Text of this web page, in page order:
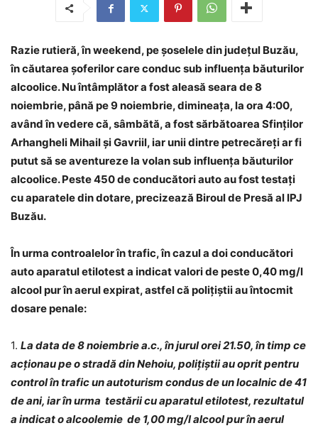
Razie rutieră, în weekend, pe șoselele din județul Buzău,
în căutarea șoferilor care conduc sub influența băuturilor
alcoolice. Nu întâmplător a fost aleasă seara de 8
noiembrie, până pe 9 noiembrie, dimineața, la ora 4:00,
având în vedere că, sâmbătă, a fost sărbătoarea Sfinților
Arhangheli Mihail și Gavriil, iar unii dintre petrecăreți ar fi
putut să se aventureze la volan sub influența băuturilor
alcoolice. Peste 450 de conducători auto au fost testați
cu aparatele din dotare, precizează Biroul de Presă al IPJ
Buzău.
În urma controalelor în trafic, în cazul a doi conducători
auto aparatul etilotest a indicat valori de peste 0,40 mg/l
alcool pur în aerul expirat, astfel că polițiștii au întocmit
dosare penale:
1. La data de 8 noiembrie a.c., în jurul orei 21.50, în timp ce
acționau pe o stradă din Nehoiu, polițiștii au oprit pentru
control în trafic un autoturism condus de un localnic de 41
de ani, iar în urma testării cu aparatul etilotest, rezultatul
a indicat o alcoolemie de 1,00 mg/l alcool pur în aerul